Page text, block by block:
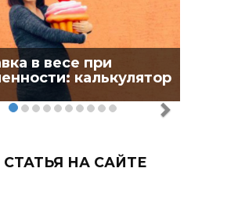
в весе при
калькулятор
НА САЙТЕ